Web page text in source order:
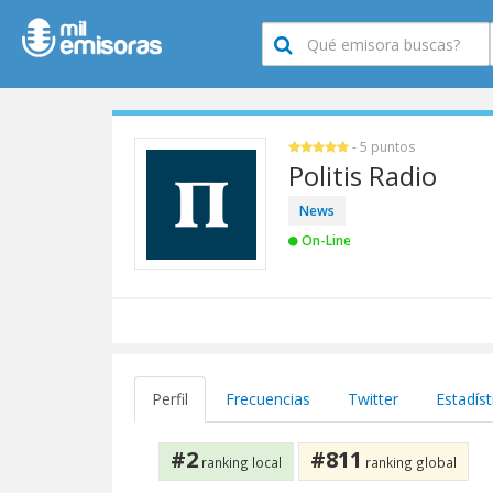
- 5 puntos
Politis Radio
News
On-Line
Perfil Frecuencias Twitter
#2 ranking local #811 ranking global